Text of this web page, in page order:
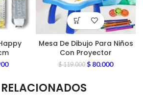
Mesa De Dibujo Para Niños
Con Proyector
$119.000 $ 80.000